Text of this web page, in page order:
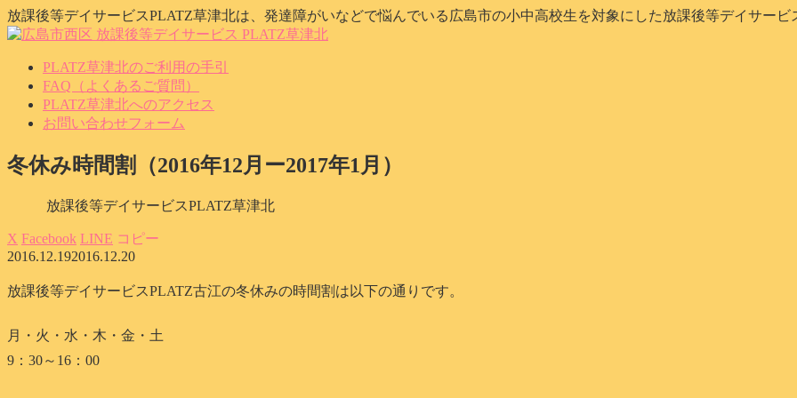
放課後等デイサービスPLATZ草津北は、発達障がいなどで悩んでいる広島市の小中高校生を対象にした放課後等デイサービ
PLATZ草津北のご利用の手引
FAQ（よくあるご質問）
PLATZ草津北へのアクセス
お問い合わせフォーム
冬休み時間割（2016年12月ー2017年1月）
放課後等デイサービスPLATZ草津北
X Facebook LINE コピー
2016.12.192016.12.20
放課後等デイサービスPLATZ古江の冬休みの時間割は以下の通りです。
月・火・水・木・金・土
9：30～16：00